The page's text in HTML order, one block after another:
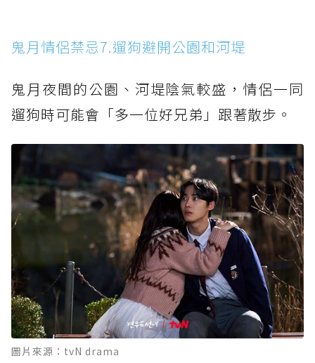
鬼月情侶禁忌7.遛狗避開公園和河堤
鬼月夜間的公園、河堤陰氣較盛，情侶一同
遛狗時可能會「多一位好兄弟」跟著散步。
圖片來源：tvN drama